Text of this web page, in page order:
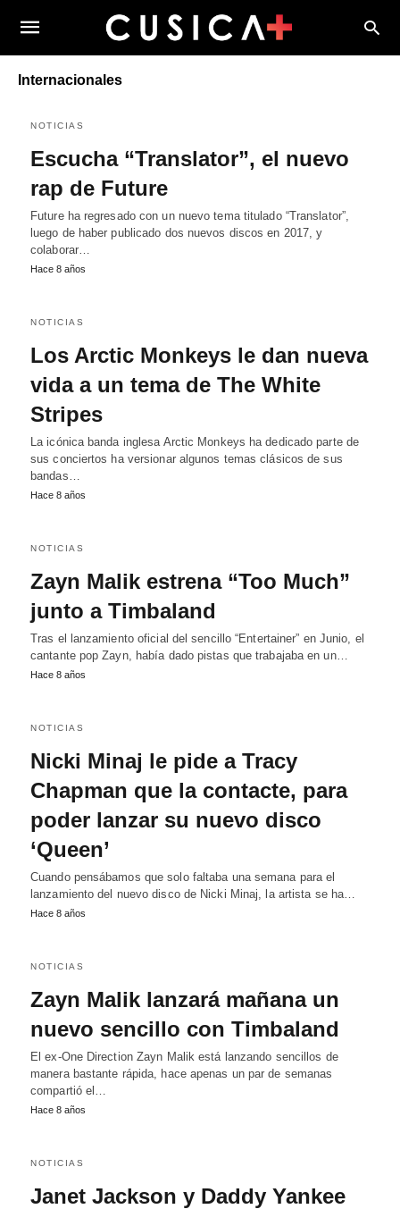
Internacionales
NOTICIAS
Escucha “Translator”, el nuevo
rap de Future
Future ha regresado con un nuevo tema titulado “Translator”,
luego de haber publicado dos nuevos discos en 2017, y
colaborar…
Hace 8 años
NOTICIAS
Los Arctic Monkeys le dan nueva
vida a un tema de The White
Stripes
La icónica banda inglesa Arctic Monkeys ha dedicado parte de
sus conciertos ha versionar algunos temas clásicos de sus
bandas…
Hace 8 años
NOTICIAS
Zayn Malik estrena “Too Much”
junto a Timbaland
Tras el lanzamiento oficial del sencillo “Entertainer” en Junio, el
cantante pop Zayn, había dado pistas que trabajaba en un…
Hace 8 años
NOTICIAS
Nicki Minaj le pide a Tracy
Chapman que la contacte, para
poder lanzar su nuevo disco
‘Queen’
Cuando pensábamos que solo faltaba una semana para el
lanzamiento del nuevo disco de Nicki Minaj, la artista se ha…
Hace 8 años
NOTICIAS
Zayn Malik lanzará mañana un
nuevo sencillo con Timbaland
El ex-One Direction Zayn Malik está lanzando sencillos de
manera bastante rápida, hace apenas un par de semanas
compartió el…
Hace 8 años
NOTICIAS
Janet Jackson y Daddy Yankee